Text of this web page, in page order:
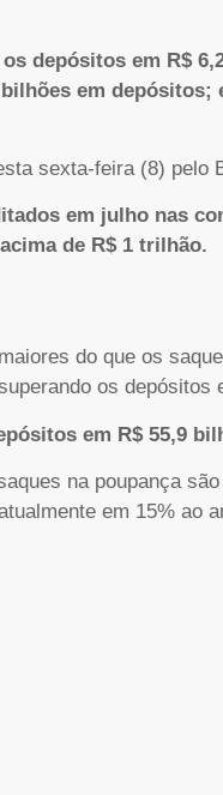
depósitos em R$
em depósitos;
sexta-feira (8) pelo
em julho nas
de R$ 1 trilhão.
do que os
os depósitos
em R$ 55,9
na poupança
em 15% ao